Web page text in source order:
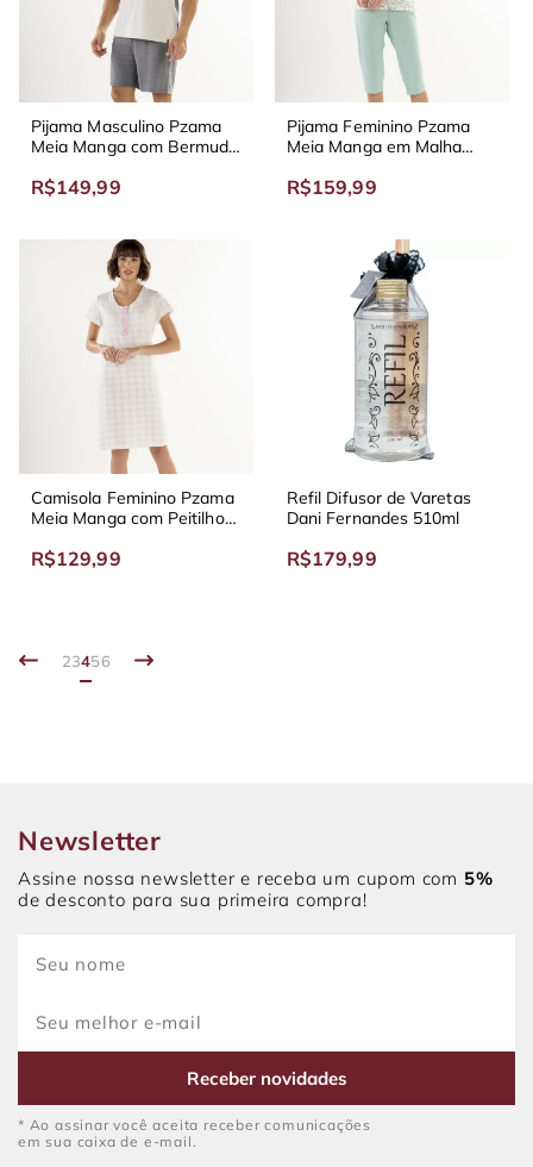
Pijama Masculino Pzama
Meia Manga com Bermuda
Cinza
R$149,99
Pijama Feminino Pzama
Meia Manga em Malha
Bambu
R$159,99
Camisola Feminino Pzama
Meia Manga com Peitilho
R$129,99
Refil Difusor de Varetas
Dani Fernandes 510ml
R$179,99
23456
Newsletter
Assine nossa newsletter e receba um cupom com 5%
de desconto para sua primeira compra!
Receber novidades
* Ao assinar você aceita receber comunicações
em sua caixa de e-mail.